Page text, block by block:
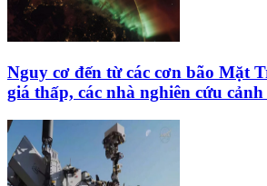
Nguy cơ đến từ các cơn bão Mặt
giá thấp, các nhà nghiên cứu cảnh